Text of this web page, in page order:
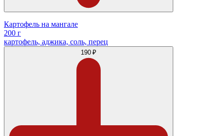
Картофель на мангале
200 г
картофель, аджика, соль, перец
190 ₽